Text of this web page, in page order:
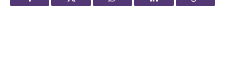
Facebook Twitter WhatsApp LinkedIn
Copy